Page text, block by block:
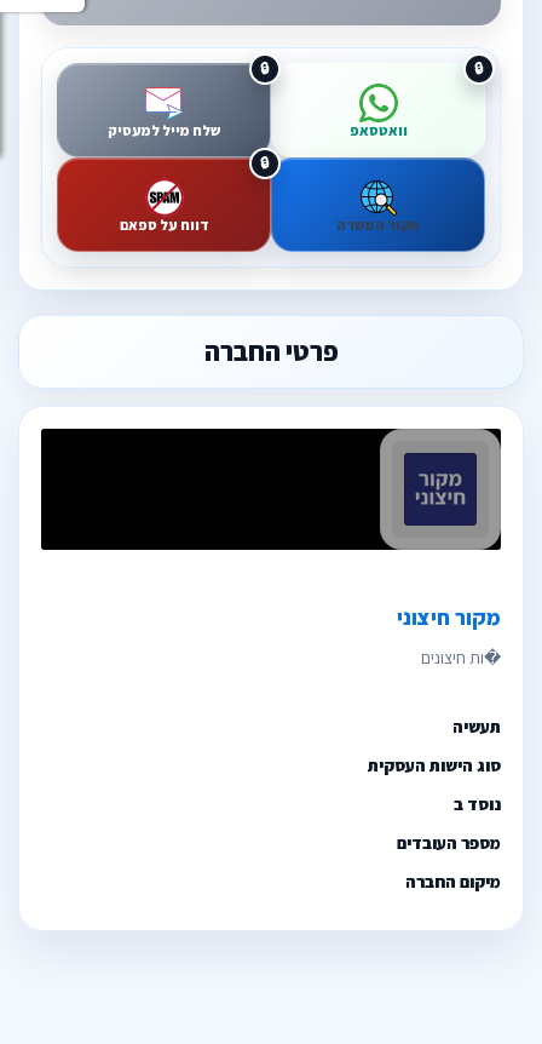
וואטסאפ שלח מייל למעסיק
מקור המשרה דווח על ספאם
פרטי החברה
מקור חיצוני
תעשיה
סוג הישות העסקית
נוסד ב
מספר העובדים
מיקום החברה